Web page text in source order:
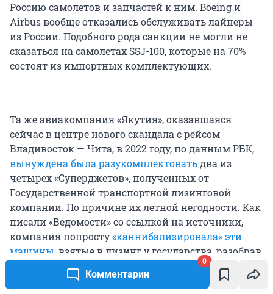
Комментарии
0
Россию самолетов и запчастей к ним. Boeing и
Airbus вообще отказались обслуживать лайнеры
из России. Подобного рода санкции не могли не
сказаться на самолетах SSJ-100, которые на 70%
состоят из импортных комплектующих.
Та же авиакомпания «Якутия», оказавшаяся
сейчас в центре нового скандала с рейсом
Владивосток — Чита, в 2022 году, по данным РБК,
вынуждена была разукомплектоватьдва из
четырех «Суперджетов», полученных от
Государственной транспортной лизинговой
компании. По причине их летной негодности. Как
писали «Ведомости» со ссылкой на источники,
компания попросту«каннибализировала» эти
машины , взятые в лизинг у государства, разобрав
их до нерабочего состояния. Позже генеральный
директор «Якутии» Андрей Винокуров на форуме